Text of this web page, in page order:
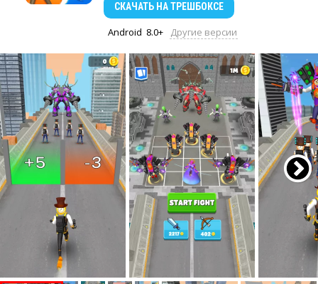
СКАЧАТЬ НА ТРЕШБОКСЕ
Android 8.0+ Другие версии